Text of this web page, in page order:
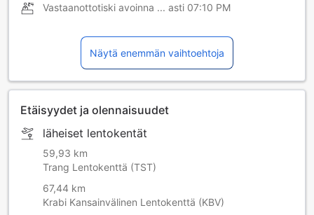
Vastaanottotiski avoinna ... asti 07:10 PM
Näytä enemmän vaihtoehtoja
Etäisyydet ja olennaisuudet
läheiset lentokentät
59,93 km
Trang Lentokenttä (TST)
67,44 km
Krabi Kansainvälinen Lentokenttä (KBV)